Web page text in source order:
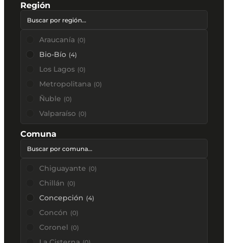
Región
Araucanía (0)
Bio-Bío (4)
Los Lagos (0)
Metropolitana (0)
Ñuble (0)
Valparaíso (0)
Comuna
Chiguayante (0)
Chillán (0)
Concepción (4)
Concón (0)
Coronel (0)